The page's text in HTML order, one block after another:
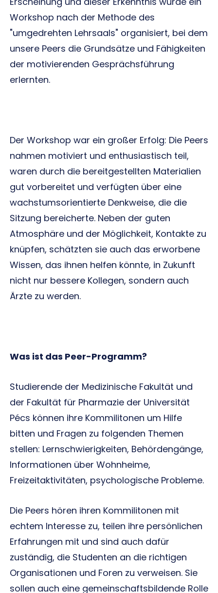
Workshop nach der Methode des
"umgedrehten Lehrsaals" organisiert, bei dem
unsere Peers die Grundsätze und Fähigkeiten
der motivierenden Gesprächsführung
erlernten.
Der Workshop war ein großer Erfolg: Die Peers
nahmen motiviert und enthusiastisch teil,
waren durch die bereitgestellten Materialien
gut vorbereitet und verfügten über eine
wachstumsorientierte Denkweise, die die
Sitzung bereicherte. Neben der guten
Atmosphäre und der Möglichkeit, Kontakte zu
knüpfen, schätzten sie auch das erworbene
Wissen, das ihnen helfen könnte, in Zukunft
nicht nur bessere Kollegen, sondern auch
Ärzte zu werden.
Was ist das Peer-Programm?
Studierende der Medizinische Fakultät und
der Fakultät für Pharmazie der Universität
Pécs können ihre Kommilitonen um Hilfe
bitten und Fragen zu folgenden Themen
stellen: Lernschwierigkeiten, Behördengänge,
Informationen über Wohnheime,
Freizeitaktivitäten, psychologische Probleme.
Die Peers hören ihren Kommilitonen mit
echtem Interesse zu, teilen ihre persönlichen
Erfahrungen mit und sind auch dafür
zuständig, die Studenten an die richtigen
Organisationen und Foren zu verweisen. Sie
sollen auch eine gemeinschaftsbildende Rolle